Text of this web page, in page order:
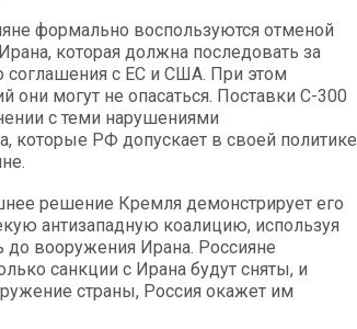
формально воспользуются отменой
которая должна последовать за
соглашения с ЕС и США. При этом
они могут не опасаться. Поставки С-300
с теми нарушениями
которые РФ допускает в своей политике
решение Кремля демонстрирует его
антизападную коалицию, используя
вооружения Ирана. Россияне
санкции с Ирана будут сняты, и
страны, Россия окажет им